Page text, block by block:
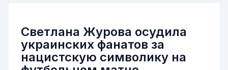
Светлана Журова осудила
украинских фанатов за
нацистскую символику на